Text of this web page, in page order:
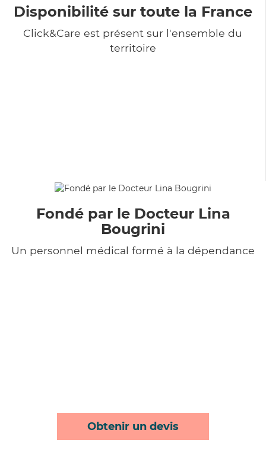
Disponibilité sur toute la France
Click&Care est présent sur l'ensemble du
territoire
Fondé par le Docteur Lina
Bougrini
Un personnel médical formé à la dépendance
Obtenir un devis